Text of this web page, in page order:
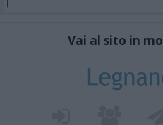
Vai al sito in